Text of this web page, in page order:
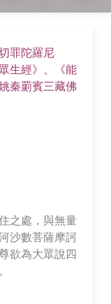
罪陀羅尼
生經》、《能
秦罽賓三藏佛
之處，與無量
沙數菩薩摩訶
欲為大眾說四